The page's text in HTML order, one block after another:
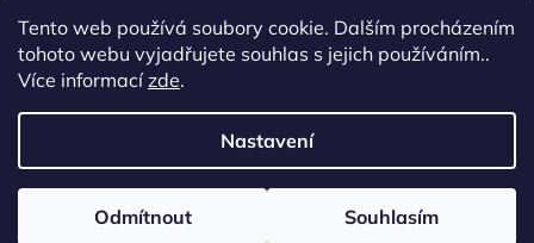
Tento web používá soubory cookie. Dalším procházením
tohoto webu vyjadřujete souhlas s jejich používáním..
Více informacízde.
Nastavení
Odmítnout Souhlasím
Přijímáme online platby
Vytvořil Shoptet
Copyright 2026Jezdecké potřeby EquTex. Všechna